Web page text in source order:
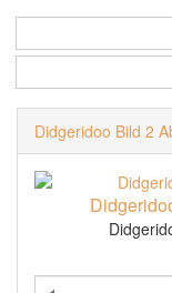
Didgeridoo Bild 2